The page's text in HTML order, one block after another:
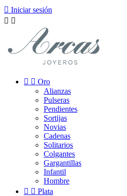
 Iniciar sesión
 
  Oro
Alianzas
Pulseras
Pendientes
Sortijas
Novias
Cadenas
Solitarios
Colgantes
Gargantillas
Infantil
Hombre
  Plata